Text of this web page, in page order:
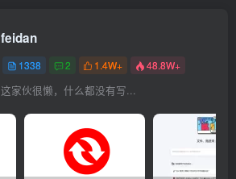
feidan
1338 2 1.4W+ 48.8W+
这家伙很懒，什么都没有写...